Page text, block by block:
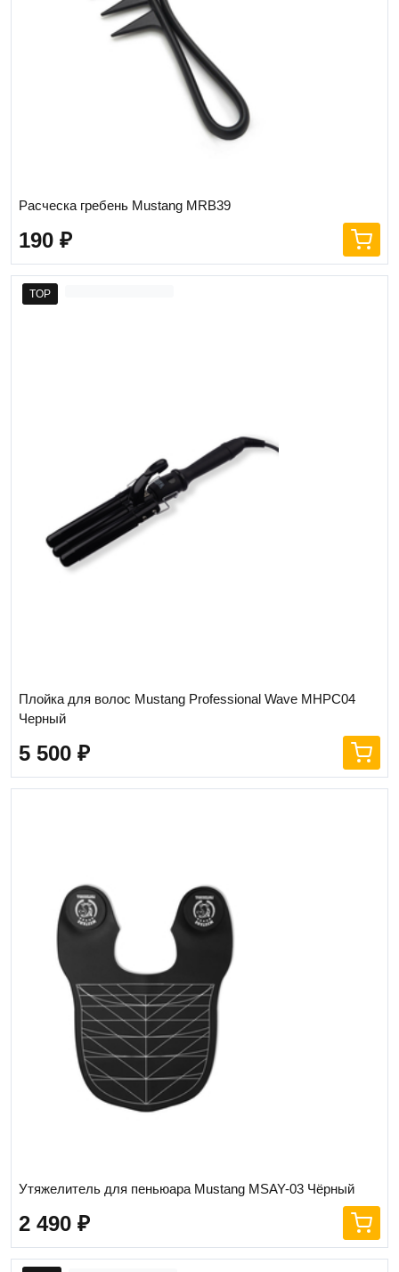
Расческа гребень Mustang MRB39
190 ₽
TOP
Плойка для волос Mustang Professional Wave MHPC04
Черный
5 500 ₽
Утяжелитель для пеньюара Mustang MSAY-03 Чёрный
2 490 ₽